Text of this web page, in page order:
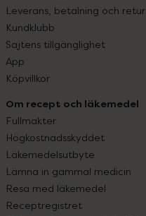
Leverans, betalning och retur
Kundklubb
Sajtens tillgänglighet
App
Köpvillkor
Om recept och läkemedel
Fullmakter
Högkostnadsskyddet
Läkemedelsutbyte
Lämna in gammal medicin
Resa med läkemedel
Receptregistret